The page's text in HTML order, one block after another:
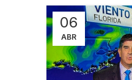
06
ABR